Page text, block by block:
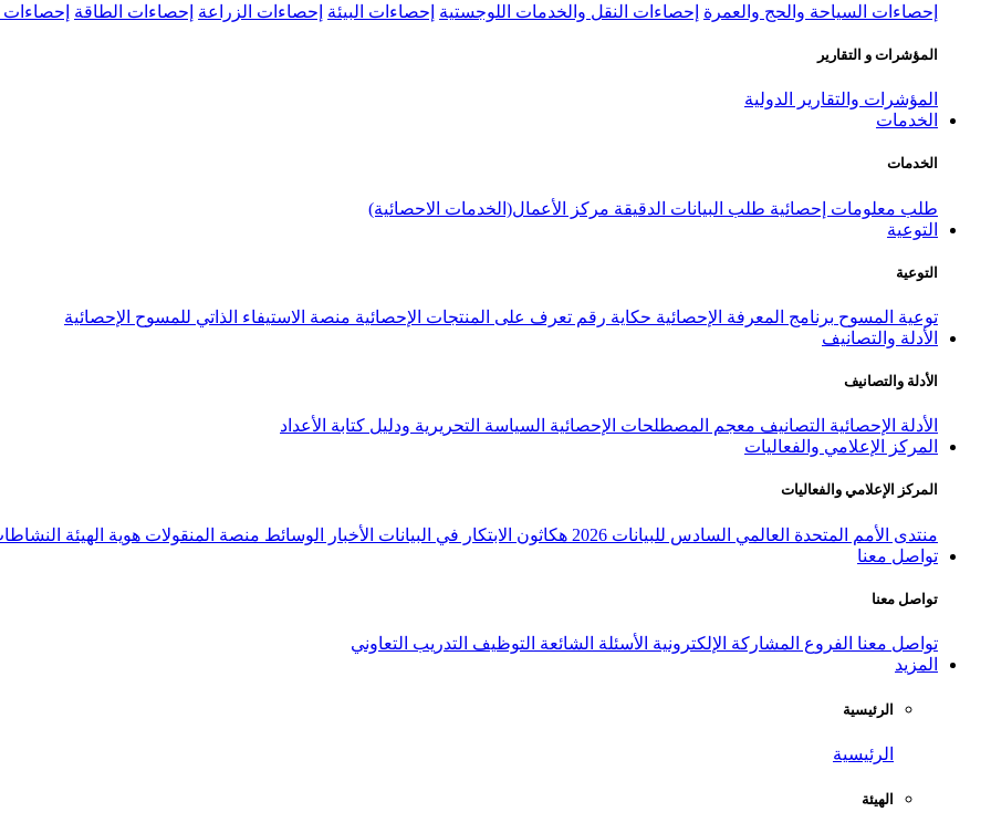
إحصاءات السياحة والحج والعمرة إحصاءات النقل والخدمات اللوجستية إحصاءات البيئة إحصاءات الزراعة إحصاءات الطاقة إحصاءات
المؤشرات و التقارير
المؤشرات والتقارير الدولية
الخدمات
الخدمات
طلب معلومات إحصائية طلب البيانات الدقيقة مركز الأعمال(الخدمات الاحصائية)
التوعية
التوعية
توعية المسوح برنامج المعرفة الإحصائية حكاية رقم تعرف على المنتجات الإحصائية منصة الاستيفاء الذاتي للمسوح الإحصائية
الأدلة والتصانيف
الأدلة والتصانيف
الأدلة الإحصائية التصانيف معجم المصطلحات الإحصائية السياسة التحريرية ودليل كتابة الأعداد
المركز الإعلامي والفعاليات
المركز الإعلامي والفعاليات
منتدى الأمم المتحدة العالمي السادس للبيانات 2026 هكاثون الابتكار في البيانات الأخبار الوسائط منصة المنقولات هوية الهيئة
تواصل معنا
تواصل معنا
تواصل معنا الفروع المشاركة الإلكترونية الأسئلة الشائعة التوظيف التدريب التعاوني
المزيد
الرئيسية
الرئيسية
الهيئة